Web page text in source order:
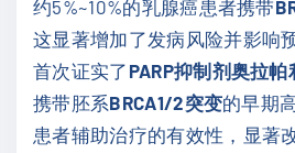
约5%~10%的乳腺癌患者携带
这显著增加了发病风险并影响
首次证实了 PARP抑制剂奥拉帕
携带胚系BRCA1/2突变的早期
患者辅助治疗的有效性，显著